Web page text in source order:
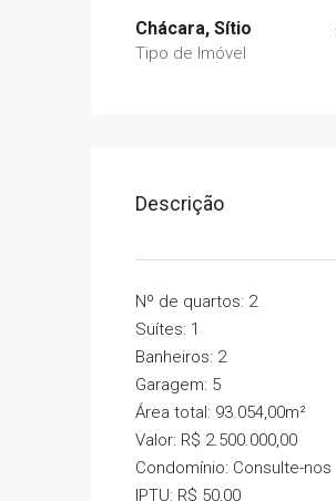
Chácara, Sítio
Tipo de Imóvel
Descrição
Nº de quartos: 2
Suítes: 1
Banheiros: 2
Garagem: 5
Área total: 93.054,00m²
Valor: R$ 2.500.000,00
Condomínio: Consulte-nos
IPTU: R$ 50,00